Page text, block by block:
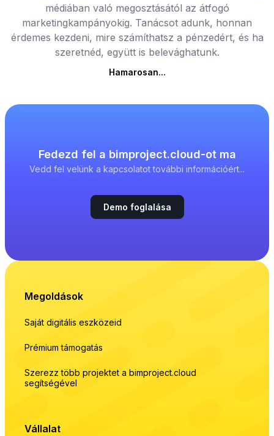
médiában való megosztásától az átfogó
marketingkampányokig. Tanácsot adunk, honnan
érdemes kezdeni, mire számíthatsz a pénzedért, és ha
szeretnéd, együtt is belevághatunk.
Hamarosan...
Fedezd fel a bimproject.cloud-ot ma
Vedd fel velünk a kapcsolatot további információért...
Demo foglalása
Megoldások
Saját digitális eszközeid
Prémium támogatás
Szerezz több projektet a bimproject.cloud
segítségével
Vállalat